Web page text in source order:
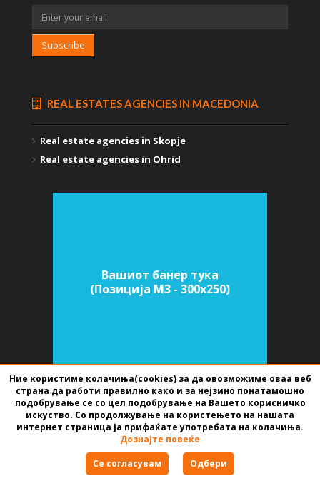
Subscribe
REAL ESTATES AGENCIES IN MACEDONIA
Real estate agencies in Skopje
Real estate agencies in Ohrid
Вашиот банер тука
(Позиција M3 - 300х250)
SOFTWARE FOR REAL ESTATE AGENCIES DEVELOPED BYBEST NET STUDIO
2026
Terms of use
Ние користиме колачиња(cookies) за да овозможиме оваа веб
страна да работи правилно како и за нејзино понатамошно
подобрување се со цел подобрување на Вашето корисничко
искуство. Со продолжување на користењето на нашата
интернет страница ја прифаќате употребата на колачиња.
Дознајте повеќе
Се согласувам
Одбери